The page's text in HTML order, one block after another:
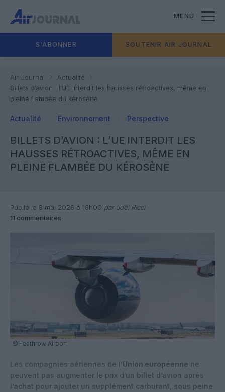
MENU
S'ABONNER SOUTENIR AIR JOURNAL
Air Journal
Actualité
Billets d’avion : l’UE interdit les hausses rétroactives, même en
pleine flambée du kérosène
Actualité Environnement Perspective
BILLETS D’AVION : L’UE INTERDIT LES
HAUSSES RÉTROACTIVES, MÊME EN
PLEINE FLAMBÉE DU KÉROSÈNE
Publié le 8 mai 2026 à 16h00 par Joël Ricci
11 commentaires
©Heathrow Airport
Les compagnies aériennes de l’Union européenne ne
peuvent pas augmenter le prix d’un billet d’avion après
l’achat pour ajouter un supplément carburant, sous peine